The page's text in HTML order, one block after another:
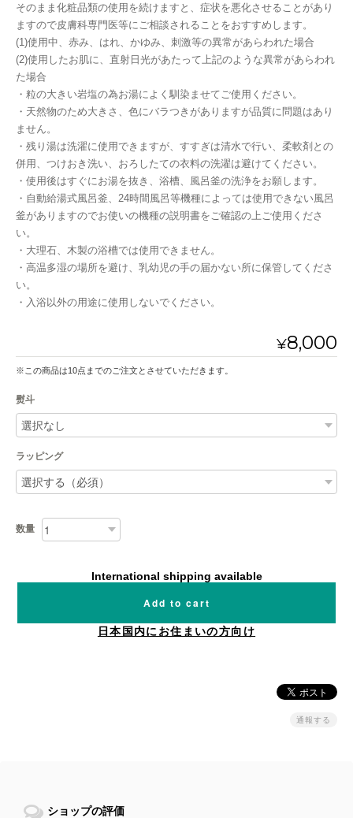
そのまま化粧品類の使用を続けますと、症状を悪化させることがあり
ますので皮膚科専門医等にご相談されることをおすすめします。
(1)使用中、赤み、はれ、かゆみ、刺激等の異常があらわれた場合
(2)使用したお肌に、直射日光があたって上記のような異常があらわれ
た場合
・粒の大きい岩塩の為お湯によく馴染ませてご使用ください。
・天然物のため大きさ、色にバラつきがありますが品質に問題はあり
ません。
・残り湯は洗濯に使用できますが、すすぎは清水で行い、柔軟剤との
併用、つけおき洗い、おろしたての衣料の洗濯は避けてください。
・使用後はすぐにお湯を抜き、浴槽、風呂釜の洗浄をお願します。
・自動給湯式風呂釜、24時間風呂等機種によっては使用できない風呂
釜がありますのでお使いの機種の説明書をご確認の上ご使用くださ
い。
・大理石、木製の浴槽では使用できません。
・高温多湿の場所を避け、乳幼児の手の届かない所に保管してくださ
い。
・入浴以外の用途に使用しないでください。
¥8,000
※この商品は10点までのご注文とさせていただきます。
熨斗
ラッピング
数量
International shipping available
Add to cart
日本国内にお住まいの方向け
通報する
ショップの評価